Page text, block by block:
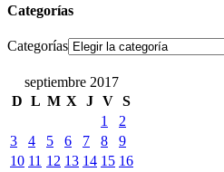
Categorías
Categorías
septiembre 2017
D L M X J V S
1
2
3
4 5 6 7 8
9
10 11 12 13 14 15 16